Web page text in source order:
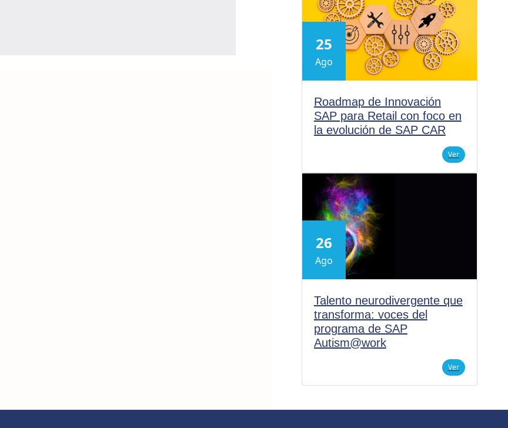
25
Ago
Roadmap de Innovación
SAP para Retail con foco en
la evolución de SAP CAR
Ver
26
Ago
Talento neurodivergente que
transforma: voces del
programa de SAP
Autism@work
Ver